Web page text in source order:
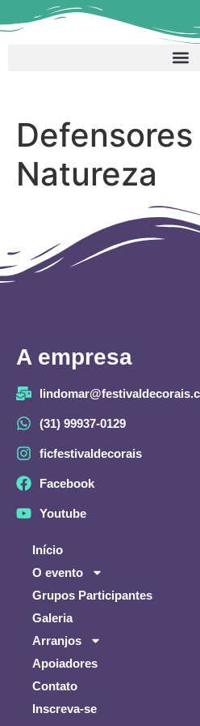
Defensores
Natureza
A empresa
(31) 99937-0129
ficfestivaldecorais
Facebook
Youtube
Início
O evento
Grupos Participantes
Galeria
Arranjos
Apoiadores
Contato
Inscreva-se